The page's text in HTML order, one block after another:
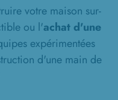
votre maison sur-
ou l'achat d'une
expérimentées
d'une main de